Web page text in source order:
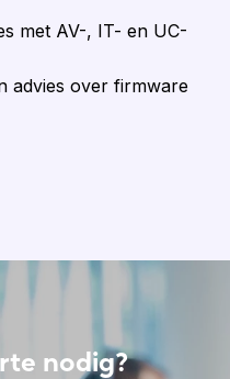
met AV-, IT- en UC-
advies over firmware
nodig?